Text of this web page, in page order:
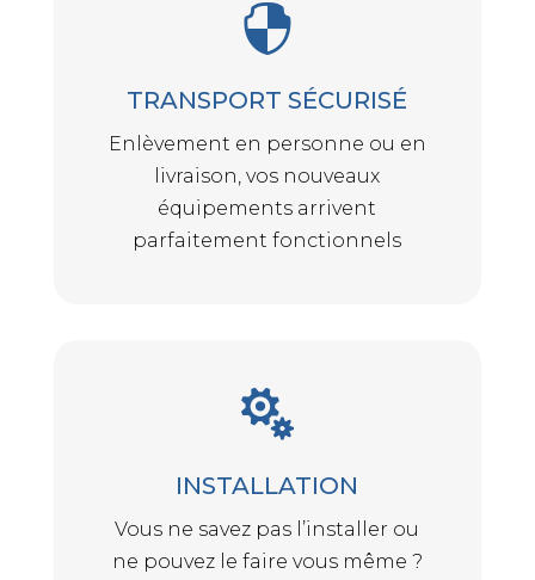

TRANSPORT SÉCURISÉ
Enlèvement en personne ou en
livraison, vos nouveaux
équipements arrivent
parfaitement fonctionnels

INSTALLATION
Vous ne savez pas l’installer ou
ne pouvez le faire vous même ?